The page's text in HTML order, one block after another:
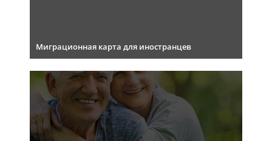
Миграционная карта для иностранцев